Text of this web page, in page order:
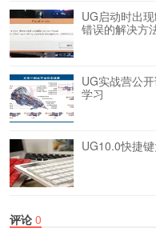
UG启动时出
错误的解决方
UG实战营公
学习
UG10.0快捷
评论 0